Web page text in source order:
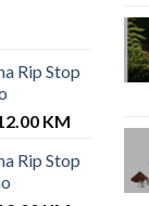
Rip Stop
KM.
KMCurrent
is:
12.00 KM.
Rip Stop